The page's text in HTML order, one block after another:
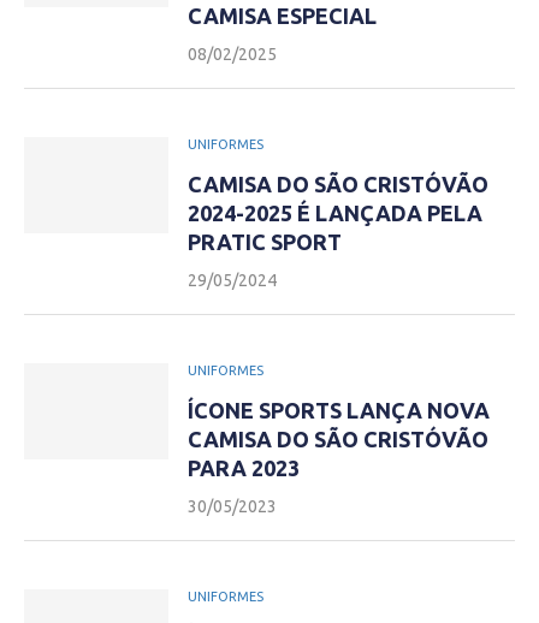
CAMISA ESPECIAL
08/02/2025
UNIFORMES
CAMISA DO SÃO CRISTÓVÃO
2024-2025 É LANÇADA PELA
PRATIC SPORT
29/05/2024
UNIFORMES
ÍCONE SPORTS LANÇA NOVA
CAMISA DO SÃO CRISTÓVÃO
PARA 2023
30/05/2023
UNIFORMES